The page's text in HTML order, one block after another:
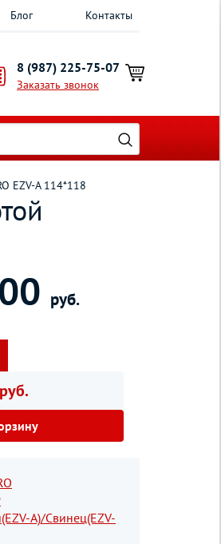
Блог Контакты
8 (987) 225-75-07
Заказать звонок
EZV-A 114*118
руб.
A)/Свинец(EZV-